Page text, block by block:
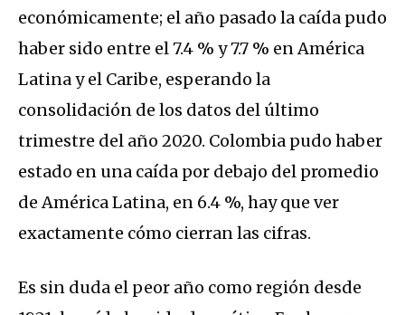
económicamente; el año pasado la caída pudo
haber sido entre el 7.4 % y 7.7 % en América
Latina y el Caribe, esperando la
consolidación de los datos del último
trimestre del año 2020. Colombia pudo haber
estado en una caída por debajo del promedio
de América Latina, en 6.4 %, hay que ver
exactamente cómo cierran las cifras.
Es sin duda el peor año como región desde